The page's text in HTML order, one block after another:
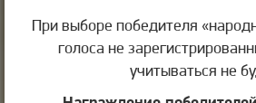
При выборе победителя
голоса не
учитываться не